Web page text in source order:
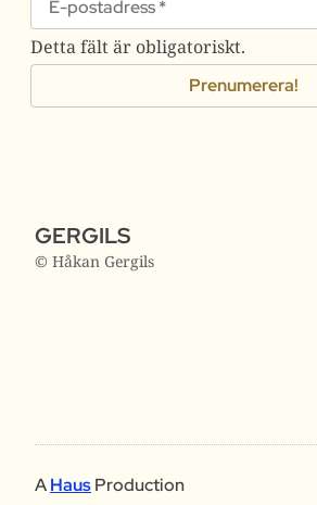
Detta fält är obligatoriskt.
GERGILS
© Håkan Gergils
AHausProduction